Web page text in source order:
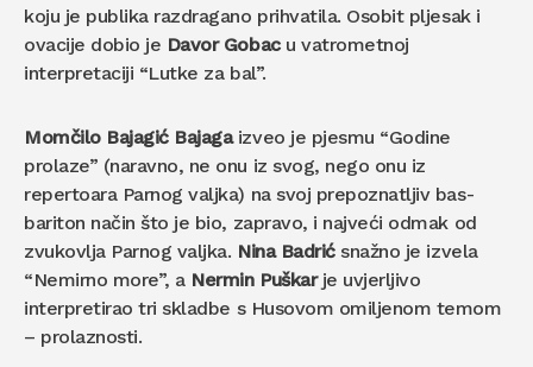
koju je publika razdragano prihvatila. Osobit pljesak i
ovacije dobio je Davor Gobacu vatrometnoj
interpretaciji “Lutke za bal”.
Momčilo Bajagić Bajagaizveo je pjesmu “Godine
prolaze” (naravno, ne onu iz svog, nego onu iz
repertoara Parnog valjka) na svoj prepoznatljiv bas-
bariton način što je bio, zapravo, i najveći odmak od
zvukovlja Parnog valjka. Nina Badrićsnažno je izvela
“Nemirno more”, a Nermin Puškar je uvjerljivo
interpretirao tri skladbe s Husovom omiljenom temom
– prolaznosti.